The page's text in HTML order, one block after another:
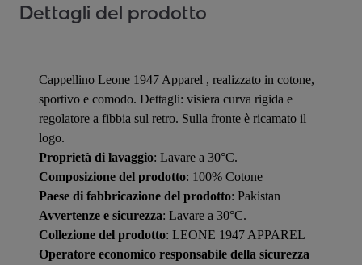
Dettagli del prodotto
Cappellino Leone 1947 Apparel , realizzato in cotone,
sportivo e comodo. Dettagli: visiera curva rigida e
regolatore a fibbia sul retro. Sulla fronte è ricamato il
logo.
Proprietà di lavaggio: Lavare a 30°C.
Composizione del prodotto: 100% Cotone
Paese di fabbricazione del prodotto: Pakistan
Avvertenze e sicurezza: Lavare a 30°C.
Collezione del prodotto: LEONE 1947 APPAREL
Operatore economico responsabile della sicurezza